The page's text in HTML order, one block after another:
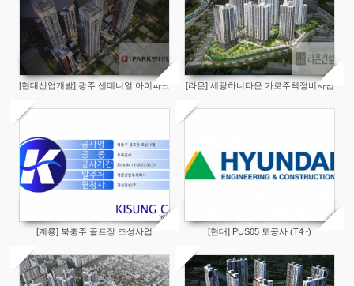
[현대산업개발] 광주 센테니얼 아이파크 [라온] 세광하니타운 가로주택정비사업
[계룡] 북충주 골프장 조성사업 [현대] PUS05 토공사 (T4~)